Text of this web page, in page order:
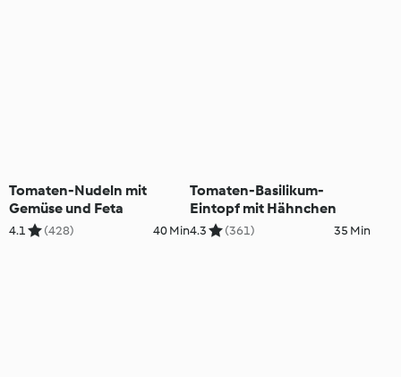
Tomaten-Nudeln mit
Gemüse und Feta
4.1 (428) 40 Min
Tomaten-Basilikum-
Eintopf mit Hähnchen
4.3 (361) 35 Min